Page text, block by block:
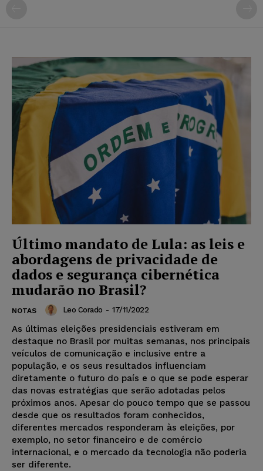
Último mandato de Lula: as leis e
abordagens de privacidade de
dados e segurança cibernética
mudarão no Brasil?
NOTAS Leo Corado - 17/11/2022
As últimas eleições presidenciais estiveram em
destaque no Brasil por muitas semanas, nos principais
veículos de comunicação e inclusive entre a
população, e os seus resultados influenciam
diretamente o futuro do país e o que se pode esperar
das novas estratégias que serão adotadas pelos
próximos anos. Apesar do pouco tempo que se passou
desde que os resultados foram conhecidos,
diferentes mercados responderam às eleições, por
exemplo, no setor financeiro e de comércio
internacional, e o mercado da tecnologia não poderia
ser diferente.